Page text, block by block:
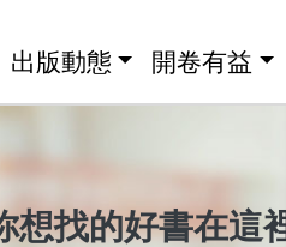
出版動態 開卷有益
想找的好書在這